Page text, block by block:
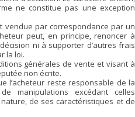
ne constitue pas une exception
vendue par correspondance par un
peut, en principe, renoncer à
ni à supporter d’autres frais
la loi.
générales de vente et visant à
non écrite.
l’acheteur reste responsable de la
manipulations excédant celles
de ses caractéristiques et de